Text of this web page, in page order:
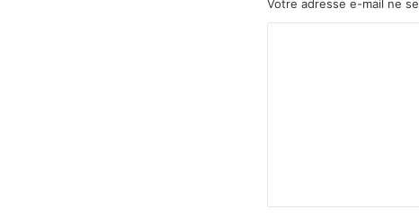
Votre adresse e-mail ne